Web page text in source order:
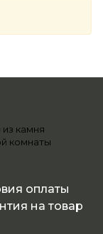
камня
комнаты
оплаты
на товар